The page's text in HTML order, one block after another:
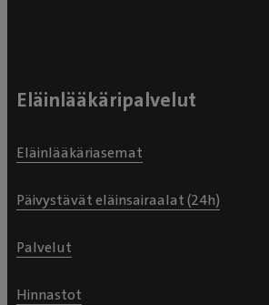
Eläinlääkäripalvelut
Eläinlääkäriasemat
Päivystävät eläinsairaalat (24h)
Palvelut
Hinnastot